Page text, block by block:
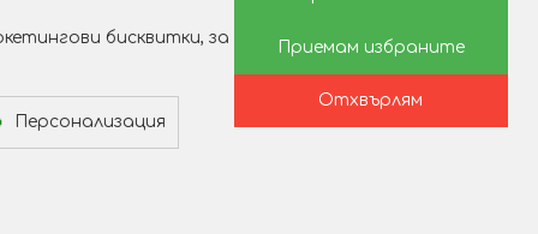
Как да изберем годежен
бисквитки, за
Персонализация
Приемам избраните
Отхвърлям